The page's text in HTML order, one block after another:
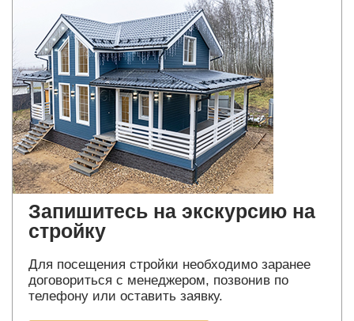
Запишитесь на экскурсию на
стройку
Для посещения стройки необходимо заранее
договориться с менеджером, позвонив по
телефону или оставить заявку.